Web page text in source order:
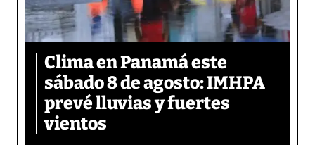
Clima en Panamá este
sábado 8 de agosto: IMHPA
prevé lluvias y fuertes
vientos